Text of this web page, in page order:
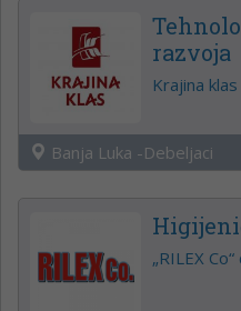
razvoja
Krajina
Banja Luka -Debeljaci
„RILEX Co“